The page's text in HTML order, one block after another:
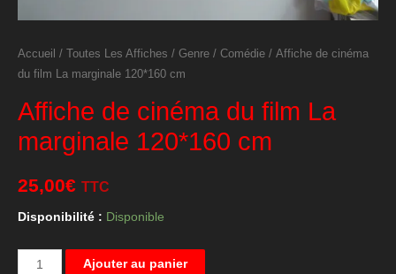
Accueil / Toutes Les Affiches / Genre / Comédie / Affiche de cinéma
du film La marginale 120*160 cm
Affiche de cinéma du film La
marginale 120*160 cm
25,00€ TTC
Disponibilité : Disponible
quantité
Ajouter au panier